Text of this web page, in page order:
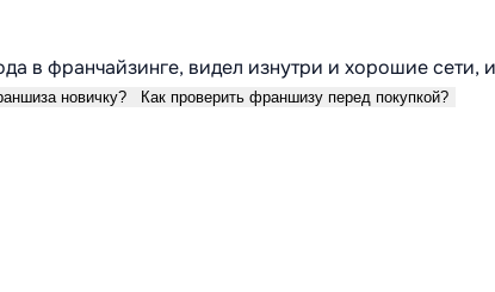
в франчайзинге, видел изнутри и хорошие сети,
новичку? Как проверить франшизу перед покупкой?